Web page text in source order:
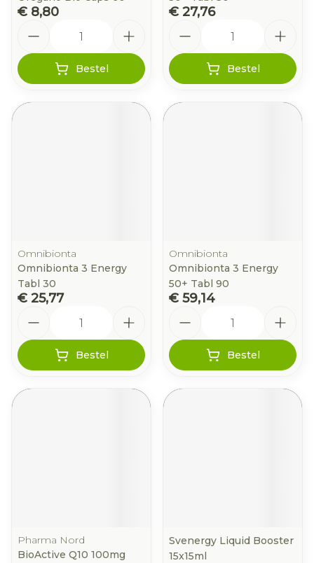
€ 8,80
Bestel
€ 27,76
Bestel
Omnibionta
Omnibionta 3 Energy
Tabl 30
€ 25,77
Bestel
Omnibionta
Omnibionta 3 Energy
50+ Tabl 90
€ 59,14
Bestel
Pharma Nord
BioActive Q10 100mg
Svenergy Liquid Booster
15x15ml